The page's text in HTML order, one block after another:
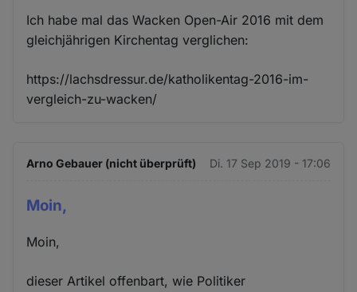
Ich habe mal das Wacken Open-Air 2016 mit dem
gleichjährigen Kirchentag verglichen:
https://lachsdressur.de/katholikentag-2016-im-
vergleich-zu-wacken/
Arno Gebauer (nicht überprüft) Di. 17 Sep 2019 - 17:06
Moin,
Moin,
dieser Artikel offenbart, wie Politiker